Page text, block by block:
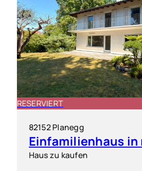
RESERVIERT
82152 Planegg
Haus zu kaufen